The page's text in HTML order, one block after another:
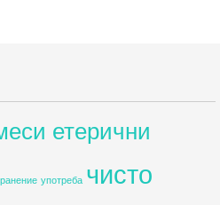
етерични
употреба чисто